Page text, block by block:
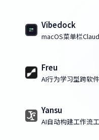
Vibedock
macOS菜单栏
Freu
AI行为学习型跨软
Yansu
AI自动构建工作流